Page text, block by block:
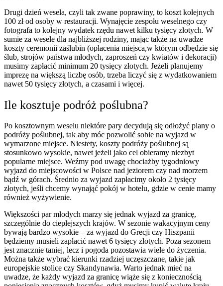
Drugi dzień wesela, czyli tak zwane poprawiny, to koszt kolejnych
100 zł od osoby w restauracji. Wynajęcie zespołu weselnego czy
fotografa to kolejny wydatek rzędu nawet kilku tysięcy złotych. W
sumie za wesele dla najbliższej rodziny, mając także na uwadze
koszty ceremonii zaślubin (opłacenia miejsca,w którym odbędzie się
ślub, strojów państwa młodych, zaproszeń czy kwiatów i dekoracji)
musimy zapłacić minimum 20 tysięcy złotych. Jeżeli planujemy
imprezę na większą liczbę osób, trzeba liczyć się z wydatkowaniem
nawet 50 tysięcy złotych, a czasami i więcej.
Ile kosztuje podróż poślubna?
Po kosztownym weselu niektóre pary decydują się odłożyć plany o
podróży poślubnej, tak aby móc pozwolić sobie na wyjazd w
wymarzone miejsce. Niestety, koszty podróży poślubnej są
stosunkowo wysokie, nawet jeżeli jako cel obieramy niezbyt
popularne miejsce. Weźmy pod uwagę chociażby tygodniowy
wyjazd do miejscowości w Polsce nad jeziorem czy nad morzem
bądź w górach. Średnio za wyjazd zapłacimy około 2 tysięcy
złotych, jeśli chcemy wynająć pokój w hotelu, gdzie w cenie mamy
również wyżywienie.
Większości par młodych marzy się jednak wyjazd za granicę,
szczególnie do cieplejszych krajów. W sezonie wakacyjnym ceny
bywają bardzo wysokie – za wyjazd do Grecji czy Hiszpanii
będziemy musieli zapłacić nawet 6 tysięcy złotych. Poza sezonem
jest znacznie taniej, lecz i pogoda pozostawia wiele do życzenia.
Można także wybrać kierunki rzadziej uczęszczane, takie jak
europejskie stolice czy Skandynawia. Warto jednak mieć na
uwadze, że każdy wyjazd za granicę wiąże się z koniecznością